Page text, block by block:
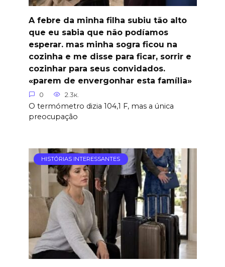
A febre da minha filha subiu tão alto
que eu sabia que não podíamos
esperar. mas minha sogra ficou na
cozinha e me disse para ficar, sorrir e
cozinhar para seus convidados.
«parem de envergonhar esta família»
0 2.3к.
O termómetro dizia 104,1 F, mas a única
preocupação
HISTÓRIAS INTERESSANTES